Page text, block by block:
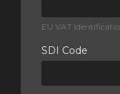
EU VAT
SDI Code